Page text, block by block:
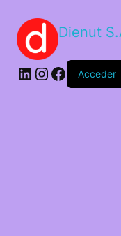
Dienut
Acceder